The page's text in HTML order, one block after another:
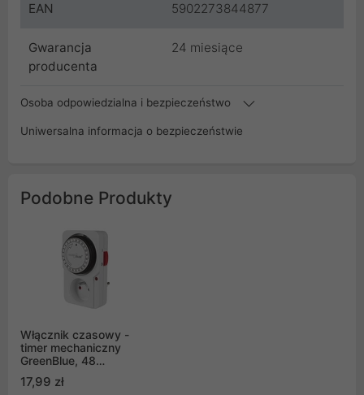
EAN 5902273844877
Gwarancja
producenta
24 miesiące
Osoba odpowiedzialna i bezpieczeństwo
Uniwersalna informacja o bezpieczeństwie
Podobne Produkty
Włącznik czasowy -
timer mechaniczny
GreenBlue, 48
programów, max.
obciążenie 16A, IP20,
17,99 zł